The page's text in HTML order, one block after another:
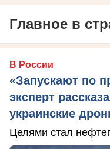
Главное в
В России
«Запускают по
эксперт
украинские
Целями стал